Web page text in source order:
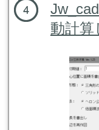
動計算